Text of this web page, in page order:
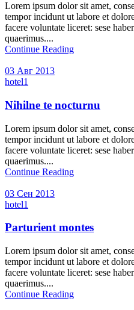
Lorem ipsum dolor sit amet,
tempor incidunt ut labore et
facere voluntate liceret: sese
quaerimus....
Continue Reading
03 Авг 2013
hotel1
Nihilne te nocturnu
Lorem ipsum dolor sit amet,
tempor incidunt ut labore et
facere voluntate liceret: sese
quaerimus....
Continue Reading
03 Сен 2013
hotel1
Parturient montes
Lorem ipsum dolor sit amet,
tempor incidunt ut labore et
facere voluntate liceret: sese
quaerimus....
Continue Reading